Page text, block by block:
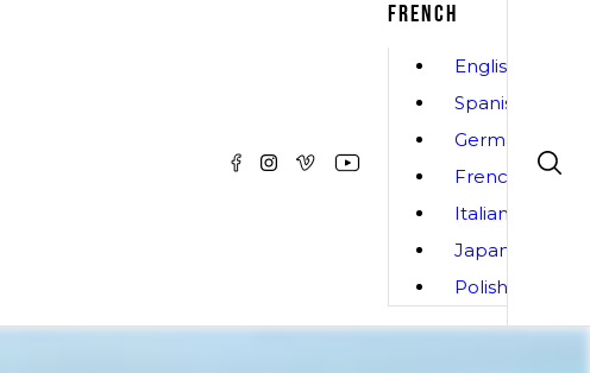
FRENCH
English
Spanish
German
French
Italian
Japanese
Polish